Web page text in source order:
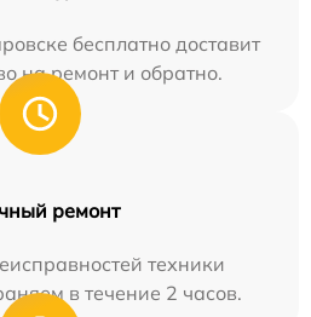
бесплатно доставит
на ремонт и обратно.
ремонт
техники
в течение 2 часов.